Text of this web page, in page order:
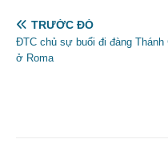
TRƯỚC ĐÓ
ĐTC chủ sự buổi đi đàng
ở Roma